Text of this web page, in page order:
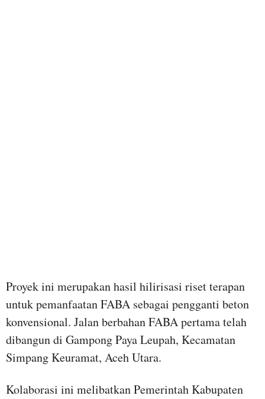
Proyek ini merupakan hasil hilirisasi riset terapan
untuk pemanfaatan FABA sebagai pengganti beton
konvensional. Jalan berbahan FABA pertama telah
dibangun di Gampong Paya Leupah, Kecamatan
Simpang Keuramat, Aceh Utara.
Kolaborasi ini melibatkan Pemerintah Kabupaten